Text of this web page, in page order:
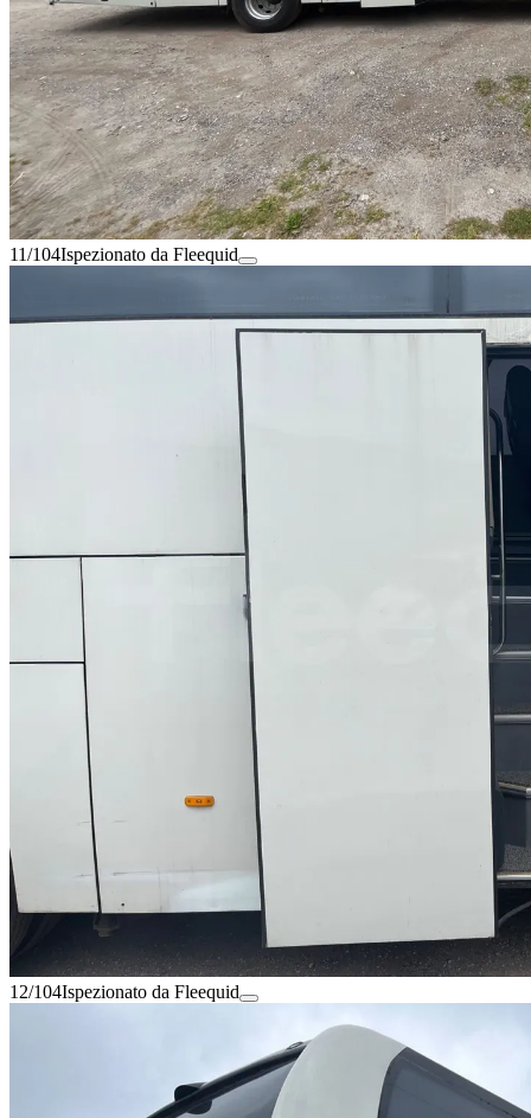
11/104Ispezionato da Fleequid
12/104Ispezionato da Fleequid